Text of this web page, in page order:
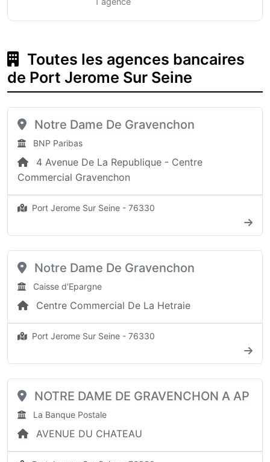
Toutes les agences bancaires
de Port Jerome Sur Seine
Notre Dame De Gravenchon
BNP Paribas
4 Avenue De La Republique - Centre
Commercial Gravenchon
Port Jerome Sur Seine - 76330
Notre Dame De Gravenchon
Caisse d'Epargne
Centre Commercial De La Hetraie
Port Jerome Sur Seine - 76330
NOTRE DAME DE GRAVENCHON A AP
La Banque Postale
AVENUE DU CHATEAU